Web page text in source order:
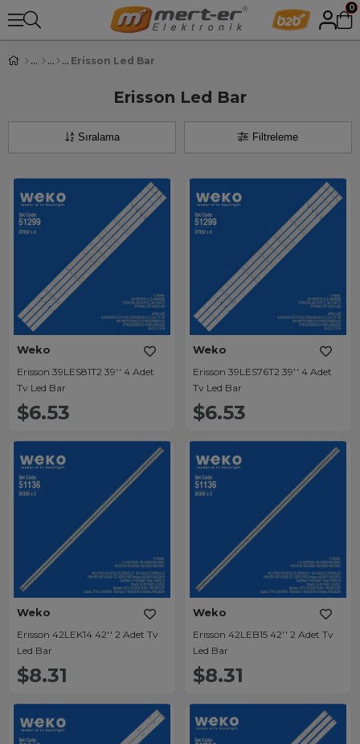
0
Erisson Led Bar
Erisson Led Bar
Filtreleme
Sıralama
Weko
Erisson 39LES81T2 39'' 4 Adet
Tv Led Bar
$6.53
Weko
Erisson 39LES76T2 39'' 4 Adet
Tv Led Bar
$6.53
Weko
Erisson 42LEK14 42'' 2 Adet Tv
Led Bar
$8.31
Weko
Erisson 42LEB15 42'' 2 Adet Tv
Led Bar
$8.31